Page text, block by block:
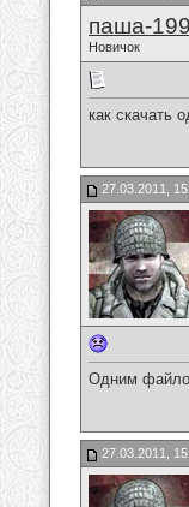
паша-
Новичок
как скачать
27.03.2011,
Одним
27.03.2011,